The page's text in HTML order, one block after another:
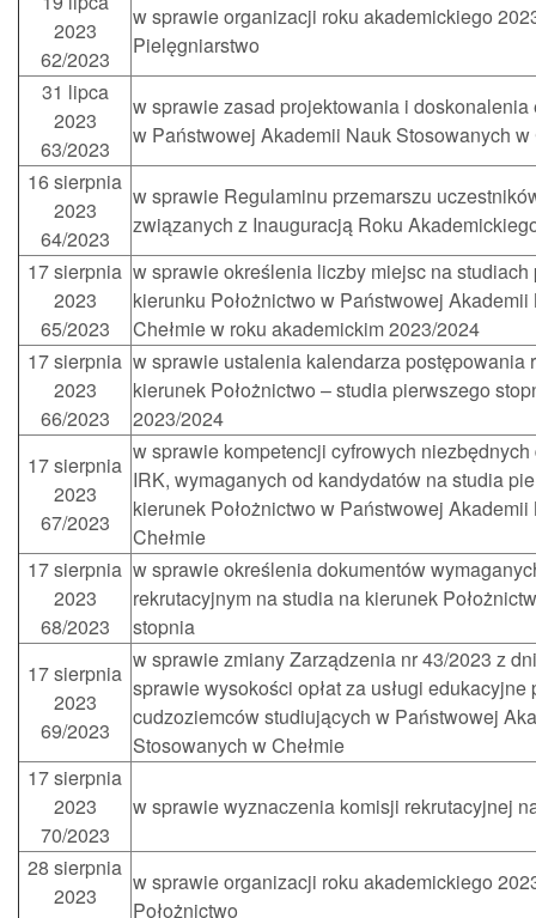
2023
62/2023
w sprawie organizacji roku akademickiego
Pielęgniarstwo
31 lipca
2023
63/2023
w sprawie zasad projektowania i
w Państwowej Akademii Nauk Stosowanych w
16 sierpnia
2023
64/2023
w sprawie Regulaminu przemarszu
związanych z Inauguracją Roku
17 sierpnia
2023
65/2023
w sprawie określenia liczby miejsc na
kierunku Położnictwo w Państwowej
Chełmie w roku akademickim 2023/2024
17 sierpnia
2023
66/2023
w sprawie ustalenia kalendarza postępowania
kierunek Położnictwo – studia pierwszego
2023/2024
17 sierpnia
2023
67/2023
w sprawie kompetencji cyfrowych
IRK, wymaganych od kandydatów na studia
kierunek Położnictwo w Państwowej
Chełmie
17 sierpnia
2023
68/2023
w sprawie określenia dokumentów
rekrutacyjnym na studia na kierunek
stopnia
17 sierpnia
2023
69/2023
w sprawie zmiany Zarządzenia nr 43/2023 z
sprawie wysokości opłat za usługi
cudzoziemców studiujących w Państwowej
Stosowanych w Chełmie
17 sierpnia
2023
70/2023
w sprawie wyznaczenia komisji rekrutacyjnej
28 sierpnia
2023
w sprawie organizacji roku akademickiego
Położnictwo